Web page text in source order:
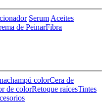
Serum Aceites
de PeinarFibra
champú colorCera de
de colorRetoque raícesTintes